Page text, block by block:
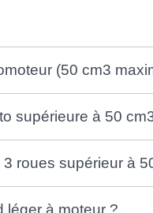
(50 cm3
supérieure à 50
roues supérieur à
léger à moteur ?